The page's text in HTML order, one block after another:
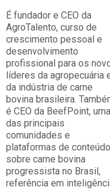
É fundador e CEO da
AgroTalento, curso de
crescimento pessoal e
desenvolvimento
profissional para os
líderes da agropecuária
da indústria de carne
bovina brasileira.
é CEO da BeefPoint, uma
das principais
comunidades e
plataformas de conteúdo
sobre carne bovina
progressista no Brasil,
referência em